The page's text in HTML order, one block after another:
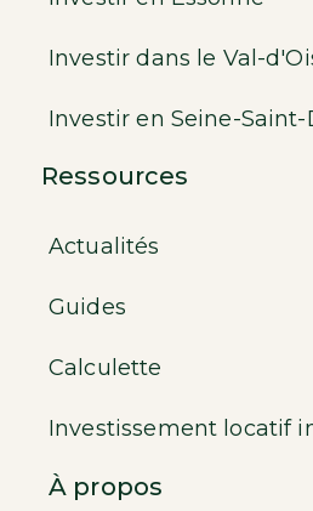
Investir dans le Val-
Investir en Seine-Saint-
Ressources
Actualités
Guides
Calculette
Investissement locatif
À propos